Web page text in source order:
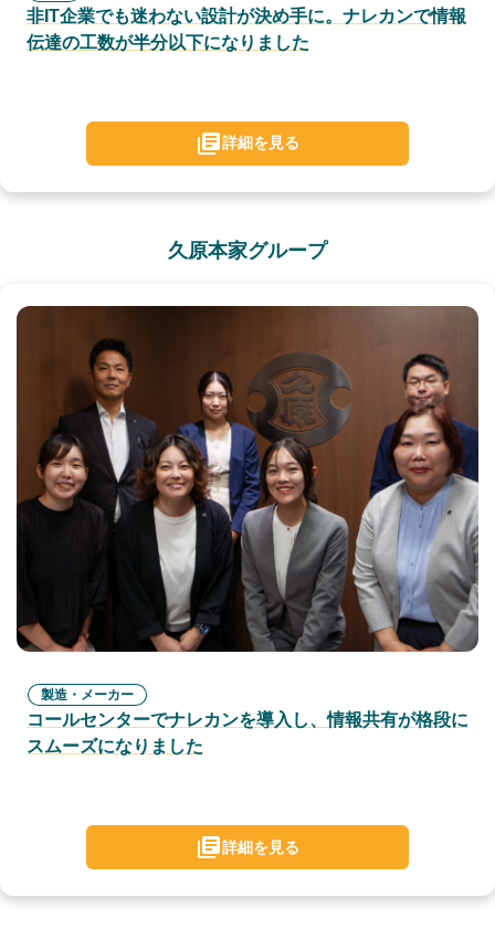
非IT企業でも迷わない設計が決め手に。ナレカンで情報
伝達の工数が半分以下になりました
詳細を見る
久原本家グループ
製造・メーカー
コールセンターでナレカンを導入し、情報共有が格段に
スムーズになりました
詳細を見る